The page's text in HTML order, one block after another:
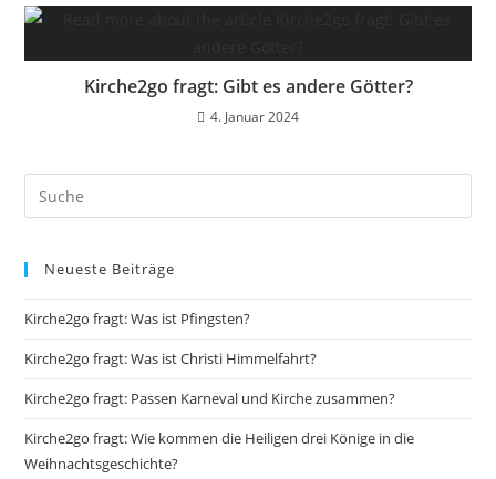
Kirche2go fragt: Gibt es andere Götter?
4. Januar 2024
Neueste Beiträge
Kirche2go fragt: Was ist Pfingsten?
Kirche2go fragt: Was ist Christi Himmelfahrt?
Kirche2go fragt: Passen Karneval und Kirche zusammen?
Kirche2go fragt: Wie kommen die Heiligen drei Könige in die
Weihnachtsgeschichte?